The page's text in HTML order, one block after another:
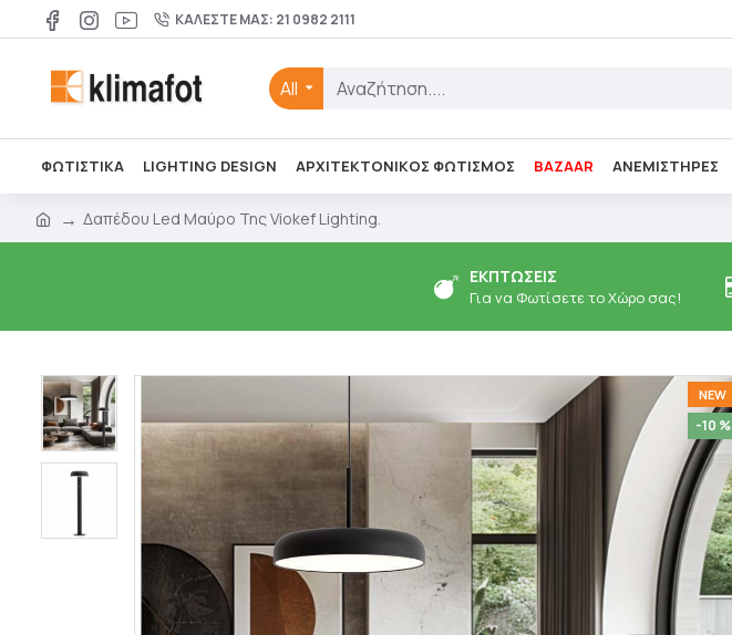
ΚΑΛΈΣΤΕ ΜΑΣ: 21 0982 2111
All
ΦΩΤΙΣΤΙΚΑ LIGHTING DESIGN ΑΡΧΙΤΕΚΤΟΝΙΚΌΣ ΦΩΤΙΣΜΌΣ BAZAAR ΑΝΕΜΙΣΤΉΡΕΣ
Δαπέδου Led Μαύρο Της Viokef Lighting.
ΕΚΠΤΏΣΕΙΣ
Για να Φωτίσετε το Χώρο σας!
NEW
-10 %